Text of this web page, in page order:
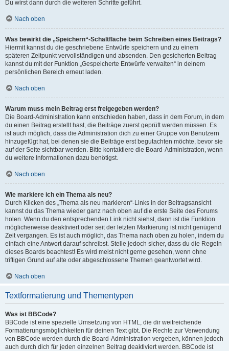
Du wirst dann durch die weiteren Schritte geführt.
Nach oben
Was bewirkt die „Speichern“-Schaltfläche beim Schreiben eines Beitrags?
Hiermit kannst du die geschriebene Entwürfe speichern und zu einem
späteren Zeitpunkt vervollständigen und absenden. Den gesicherten Beitrag
kannst du mit der Funktion „Gespeicherte Entwürfe verwalten“ in deinem
persönlichen Bereich erneut laden.
Nach oben
Warum muss mein Beitrag erst freigegeben werden?
Die Board-Administration kann entschieden haben, dass in dem Forum, in dem
du einen Beitrag erstellt hast, die Beiträge zuerst geprüft werden müssen. Es
ist auch möglich, dass die Administration dich zu einer Gruppe von Benutzern
hinzugefügt hat, bei denen sie die Beiträge erst begutachten möchte, bevor sie
auf der Seite sichtbar werden. Bitte kontaktiere die Board-Administration, wenn
du weitere Informationen dazu benötigst.
Nach oben
Wie markiere ich ein Thema als neu?
Durch Klicken des „Thema als neu markieren“-Links in der Beitragsansicht
kannst du das Thema wieder ganz nach oben auf die erste Seite des Forums
holen. Wenn du den entsprechenden Link nicht siehst, dann ist die Funktion
möglicherweise deaktiviert oder seit der letzten Markierung ist nicht genügend
Zeit vergangen. Es ist auch möglich, das Thema nach oben zu holen, indem du
einfach eine Antwort darauf schreibst. Stelle jedoch sicher, dass du die Regeln
dieses Boards beachtest! Es wird meist nicht gerne gesehen, wenn ohne
triftigen Grund auf alte oder abgeschlossene Themen geantwortet wird.
Nach oben
Textformatierung und Thementypen
Was ist BBCode?
BBCode ist eine spezielle Umsetzung von HTML, die dir weitreichende
Formatierungsmöglichkeiten für deinen Text gibt. Die Rechte zur Verwendung
von BBCode werden durch die Board-Administration vergeben, können jedoch
auch durch dich für jeden einzelnen Beitrag deaktiviert werden. BBCode ist